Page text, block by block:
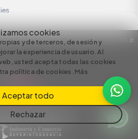
cookies
y de terceros, de sesión y
la experiencia de usuario. Al
usted acepta todas las cookies
política de cookies. Más
Aceptar todo
Rechazar
S.A. NIT: 890924167-6 Dirección: Carrera 50 #
by